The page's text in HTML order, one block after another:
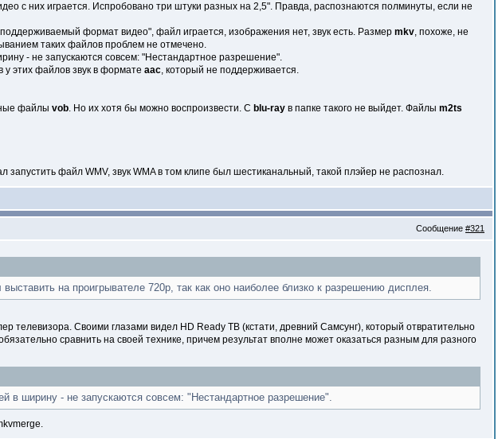
с них играется. Испробовано три штуки разных на 2,5". Правда, распознаются полминуты, если не
формат видео", файл играется, изображения нет, звук есть. Размер mkv, похоже, не
таких файлов проблем не отмечено.
- не запускаются совсем: "Нестандартное разрешение".
у этих файлов звук в формате аас, который не поддерживается.
файлы vob. Но их хотя бы можно воспроизвести. С blu-ray в папке такого не выйдет. Файлы m2ts
запустить файл WMV, звук WMA в том клипе был шестиканальный, такой плэйер не распознал.
Сообщение #321
на проигрывателе 720p, так как оно наиболее близко к разрешению дисплея.
телевизора. Своими глазами видел HD Ready ТВ (кстати, древний Самсунг), который отвратительно
сравнить на своей технике, причем результат вполне может оказаться разным для разного
в ширину - не запускаются совсем: "Нестандартное разрешение".